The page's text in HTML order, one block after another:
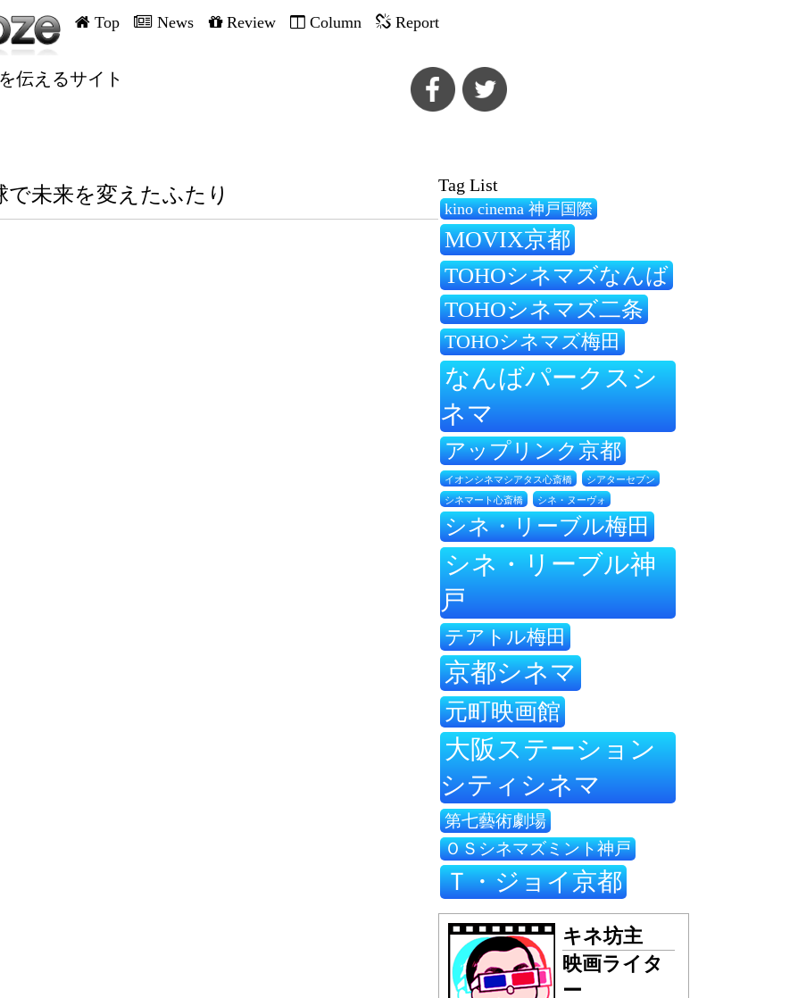
Top News Review Column Report
伝えるサイト
未来を変えたふたり Tag List
kino cinema 神戸国際
MOVIX京都
TOHOシネマズなんば
TOHOシネマズ二条
TOHOシネマズ梅田
なんばパークスシ
ネマ
アップリンク京都
イオンシネマシアタス心斎橋 シアターセブン
シネマート心斎橋 シネ・ヌーヴォ
シネ・リーブル梅田
シネ・リーブル神
戸
テアトル梅田
京都シネマ
元町映画館
大阪ステーション
シティシネマ
第七藝術劇場
ＯＳシネマズミント神戸
Ｔ・ジョイ京都
キネ坊主
映画ライタ
ー